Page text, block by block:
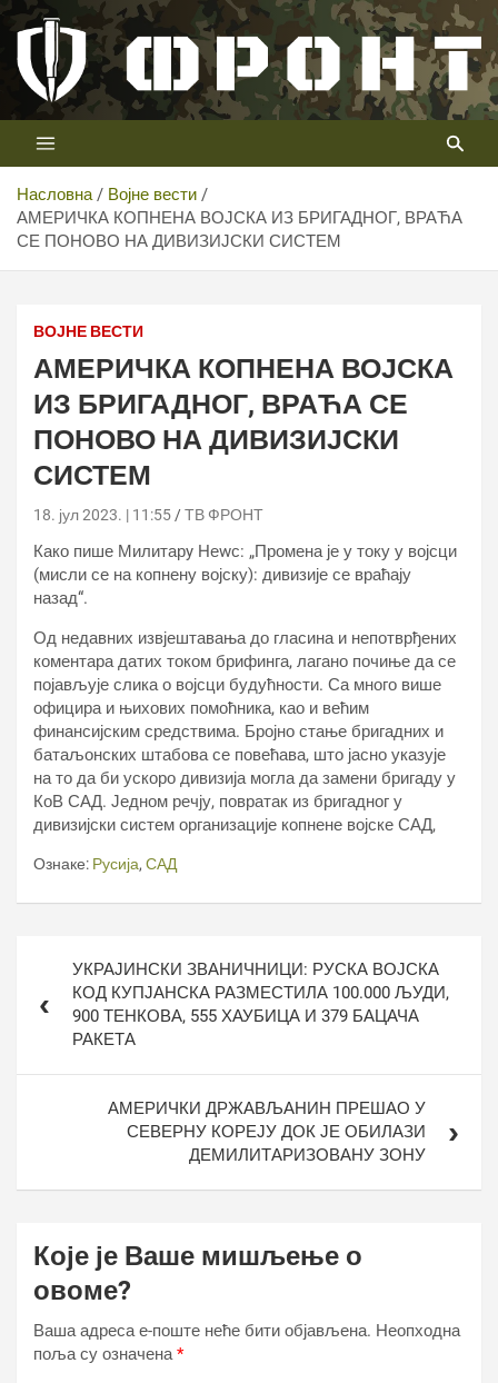
Скип
цонтент
Телевизија ФРОНТ
Први војни канал у Србији
Насловна
Војне вести
АМЕРИЧКА КОПНЕНА ВОЈСКА ИЗ БРИГАДНОГ, ВРАЋА
СЕ ПОНОВО НА ДИВИЗИЈСКИ СИСТЕМ
ВОЈНЕ ВЕСТИ
АМЕРИЧКА КОПНЕНА ВОЈСКА
ИЗ БРИГАДНОГ, ВРАЋА СЕ
ПОНОВО НА ДИВИЗИЈСКИ
СИСТЕМ
18. јул 2023. | 11:55 ТВ ФРОНТ
Како пише Милитарy Неwс: „Промена је у току у војсци
(мисли се на копнену војску): дивизије се враћају
назад“.
Од недавних извјештавања до гласина и непотврђених
коментара датих током брифинга, лагано почиње да се
појављује слика о војсци будућности. Са много више
официра и њихових помоћника, као и већим
финансијским средствима. Бројно стање бригадних и
батаљонских штабова се повећава, што јасно указује
на то да би ускоро дивизија могла да замени бригаду у
КоВ САД. Једном речју, повратак из бригадног у
дивизијски систем организације копнене војске САД,
Ознаке: Русија, САД
чланкаУКРАЈИНСКИ ЗВАНИЧНИЦИ: РУСКА ВОЈСКА
КОД КУПЈАНСКА РАЗМЕСТИЛА 100.000 ЉУДИ,
900 ТЕНКОВА, 555 ХАУБИЦА И 379 БАЦАЧА
РАКЕТА
АМЕРИЧКИ ДРЖАВЉАНИН ПРЕШАО У
СЕВЕРНУ КОРЕЈУ ДОК ЈЕ ОБИЛАЗИ
ДЕМИЛИТАРИЗОВАНУ ЗОНУ
Које је Ваше мишљење о
овоме?
Ваша адреса е-поште неће бити објављена. Неопходна
поља су означена*